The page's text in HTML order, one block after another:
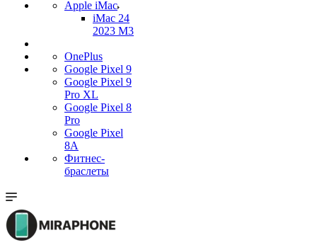
Apple iMac
iMac 24
2023 M3
OnePlus
Google Pixel 9
Google Pixel 9
Pro XL
Google Pixel 8
Pro
Google Pixel
8A
Фитнес-
браслеты